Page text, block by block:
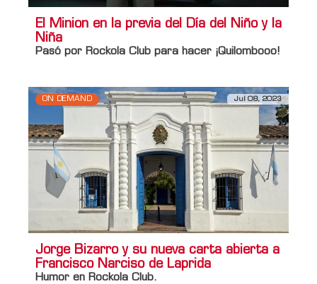
El Minion en la previa del Día del Niño y la
Niña
Pasó por Rockola Club para hacer ¡Quilombooo!
ON DEMAND Jul 08, 2023
Jorge Bizarro y su nueva carta abierta a
Francisco Narciso de Laprida
Humor en Rockola Club.